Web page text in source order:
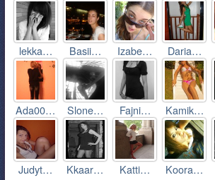
lekka… Basii… Izabe… Daria…
Ada00… Slone… Fajni… Kamik…
Judyt… Kkaar… Katti… Koora…